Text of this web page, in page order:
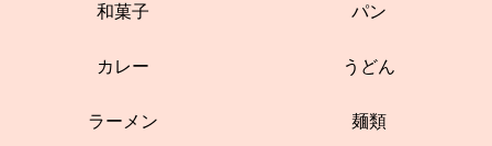
和菓子 パン
カレー うどん
ラーメン 麺類